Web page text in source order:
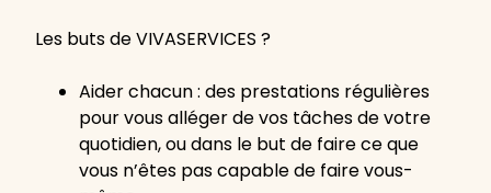
Les buts de VIVASERVICES ?
Aider chacun : des prestations régulières
pour vous alléger de vos tâches de votre
quotidien, ou dans le but de faire ce que
vous n’êtes pas capable de faire vous-